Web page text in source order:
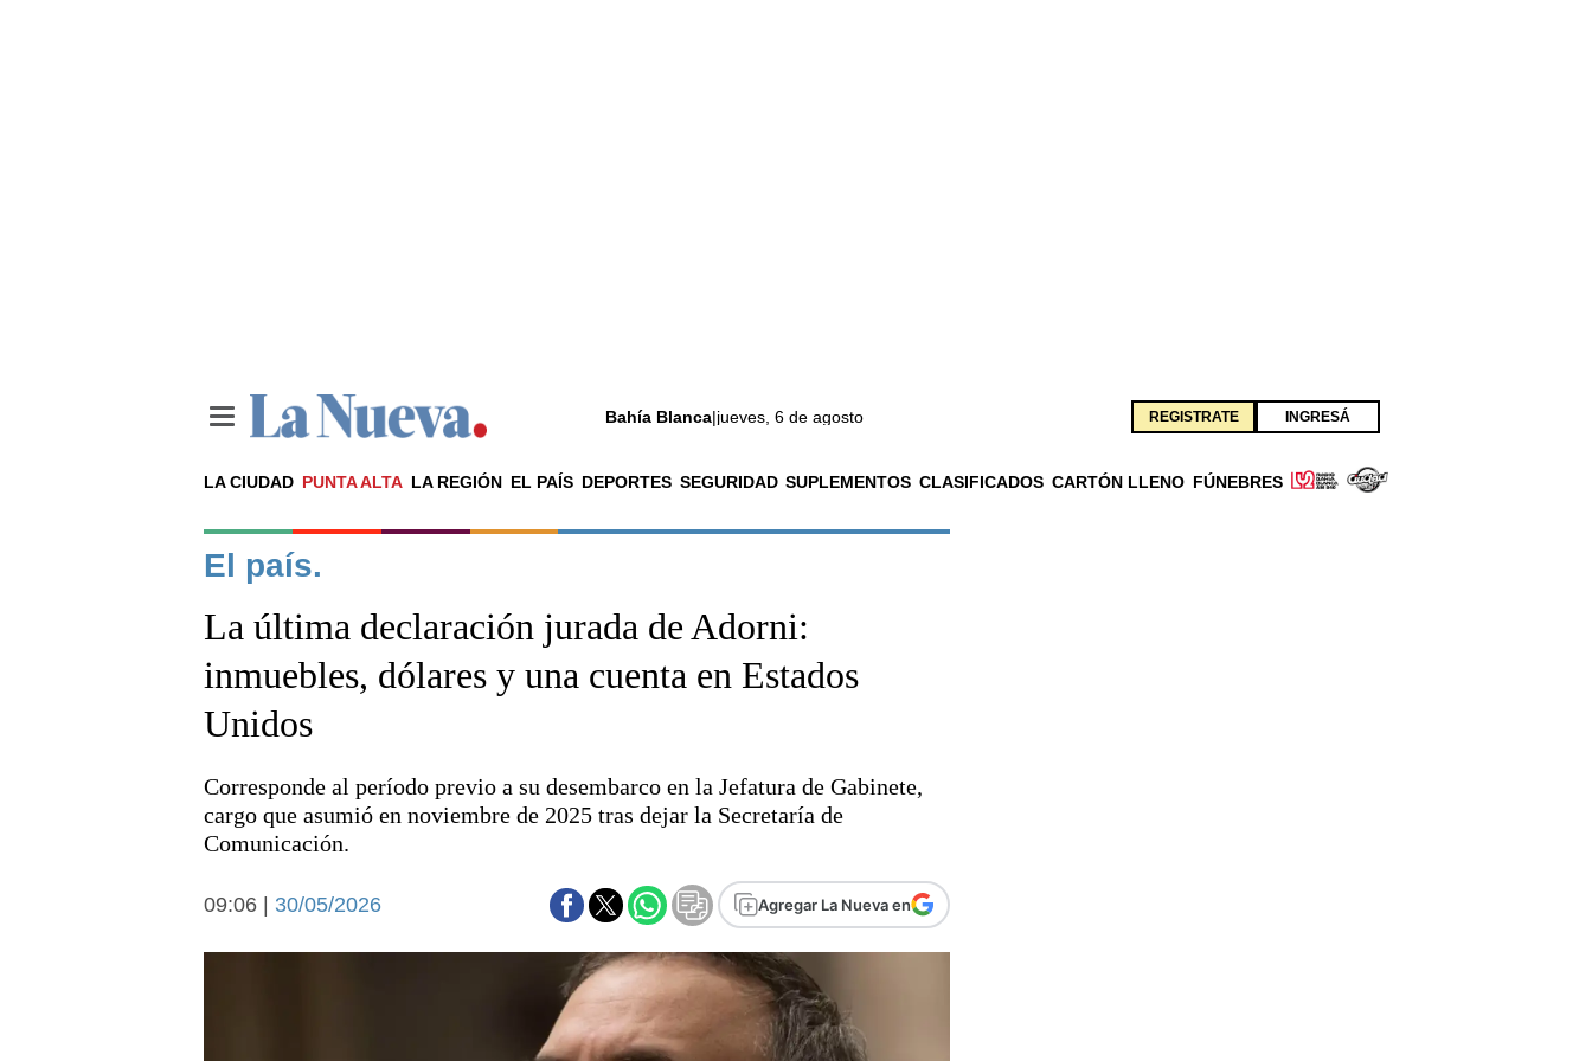
Bahía Blanca|jueves, 6 de agosto REGISTRATE INGRESÁ
LA CIUDAD PUNTA ALTA LA REGIÓN EL PAÍS DEPORTES SEGURIDAD SUPLEMENTOS CLASIFICADOS CARTÓN LLENO FÚNEBRES
Noticias
La ciudad
El país
Seguridad
Liga del Sur
Básquetbol
Arte y cultura
Aplausos
Economía y finanzas
Con el campo
Espacio empresas
El país.
La última declaración jurada de Adorni:
inmuebles, dólares y una cuenta en Estados
Unidos
Corresponde al período previo a su desembarco en la Jefatura de Gabinete,
cargo que asumió en noviembre de 2025 tras dejar la Secretaría de
Comunicación.
Agregar La Nueva en
09:06 | 30/05/2026